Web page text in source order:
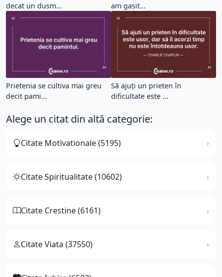
decat un dusm...
am gasit...
Prietenia se cultiva mai greu
decit pami...
Să ajuți un prieten în
dificultate este ...
Alege un citat din altă categorie:
Citate Motivationale (5195)
Citate Spiritualitate (10602)
Citate Crestine (6161)
Citate Viata (37550)